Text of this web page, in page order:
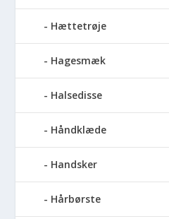
Hættetrøje
Hagesmæk
Halsedisse
Håndklæde
Handsker
Hårbørste